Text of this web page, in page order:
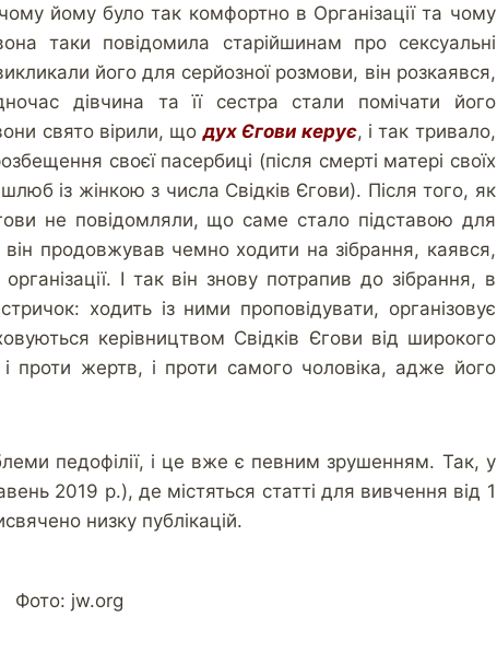
йому було так комфортно в Організації та чому
таки повідомила старійшинам про сексуальні
його для серйозної розмови, він розкаявся,
дівчина та її сестра стали помічати його
свято вірили, щодух Єгови керує, і так тривало,
своєї пасербиці (після смерті матері своїх
із жінкою з числа Свідків Єгови). Після того, як
не повідомляли, що саме стало підставою для
продовжував чемно ходити на зібрання, каявся,
І так він знову потрапив до зібрання, в
ходить із ними проповідувати, організовує
керівництвом Свідків Єгови від широкого
проти жертв, і проти самого чоловіка, адже його
педофілії, і це вже є певним зрушенням. Так, у
2019 р.), де містяться статті для вивчення від 1
низку публікацій.
Фото: jw.org